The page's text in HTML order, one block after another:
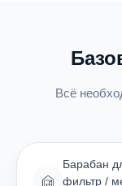
Всё
Барабан
фильтр /